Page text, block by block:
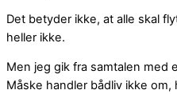
Det betyder ikke, at alle skal
heller ikke.
Men jeg gik fra samtalen med
Måske handler bådliv ikke om,